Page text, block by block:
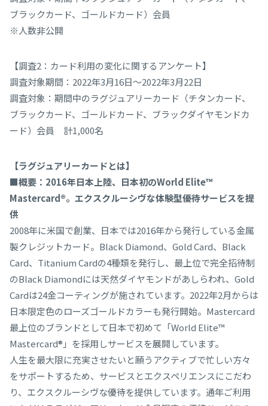
ブラックカード、ゴールドカード）会員
※人数非公開
【調査2：カード利用の変化に関するアンケート】
調査対象期間：2022年3月16日～2022年3月22日
調査対象：期間中のラグジュアリーカード（チタンカード、
ブラックカード、ゴールドカード、ブラックダイヤモンドカ
ード）会員 計1,000名
【ラグジュアリーカードとは】
■概要：2016年日本上陸、日本初のWorld Elite™
Mastercard®。エクスクルーシヴな体験型優待サービスを提
供
2008年に米国で創業、日本では2016年から発行している金属
製クレジットカード。Black Diamond、Gold Card、Black
Card、Titanium Cardの4種類を発行し、最上位で完全招待制
のBlack Diamondには天然ダイヤモンドがあしらわれ、Gold
Cardは24金コーティングが施されています。2022年2月からは
日本限定色のローズゴールドカラーも発行開始。Mastercard
最上位のブランドとして日本で初めて「World Elite™
Mastercard®」を採用しサービスを展開しています。
人生を最大限に充実させたいと願うアクティブで忙しい方々
をサポートするため、サービスとエクスペリエンスにこだわ
り、エクスクルーシヴな優待を提供しています。通年ご利用